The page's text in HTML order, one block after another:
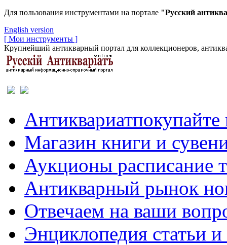
Для пользования инструментами на портале "Русский
English version
[ Мои инструменты ]
Крупнейший антикварный портал для коллекционеров,
Антиквариатпокупайте
Магазин книги и
Аукционы расписание
Антикварный рынок
Отвечаем на ваши
Энциклопедия статьи